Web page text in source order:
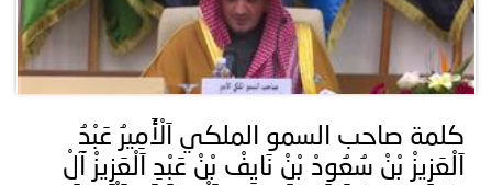
كلمة صاحب السمو الملكي اَلْأَمِيرُ عَبْدُ
اَلْعَزِيزْ بْنْ سُعُودْ بْنْ نَايِفْ بْنْ عَبْدِ اَلْعَزِيزْ آلْ